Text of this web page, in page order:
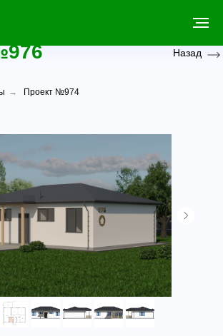
Назад
→ Проект №974